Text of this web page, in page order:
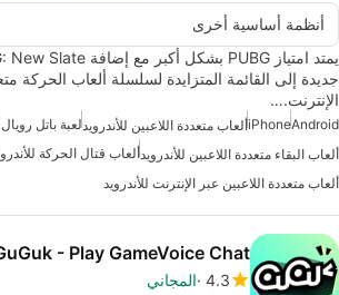
أنظمة أساسية أخرى
جديدة إلى القائمة المتزايدة لسلسلة ألعاب الحركة
الإنترنت.…
Android
iPhoneألعاب متعددة اللاعبين للأندرويدلعبة باتل رويال
ألعاب البقاء متعددة اللاعبين للأندرويدألعاب قتال الحركة
ألعاب متعددة اللاعبين عبر الإنترنت للأندرويد
- Play GameVoice Chat
4.3 المجاني